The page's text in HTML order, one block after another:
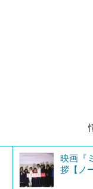
映画『
拶【ノ